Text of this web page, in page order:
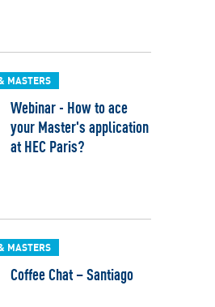
MASTERS
Webinar - How to ace
your Master's application
at HEC Paris?
MASTERS
Coffee Chat – Santiago